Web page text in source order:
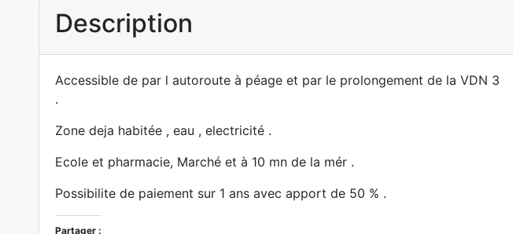
Description
Accessible de par l autoroute à péage et par le prolongement de la VDN 3
.
Zone deja habitée , eau , electricité .
Ecole et pharmacie, Marché et à 10 mn de la mér .
Possibilite de paiement sur 1 ans avec apport de 50 % .
Partager :